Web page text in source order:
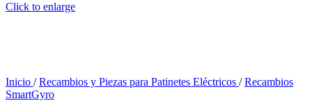
Click to enlarge
Inicio / Recambios y Piezas para Patinetes Eléctricos / Recambios
SmartGyro